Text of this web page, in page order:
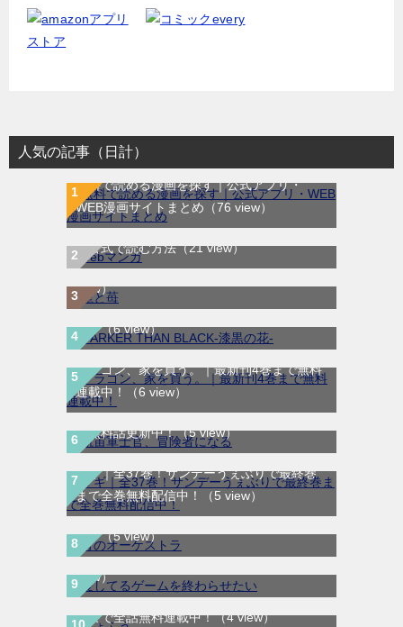
人気の記事（日計）
無料で読める漫画を探す｜公式アプリ・
WEB漫画サイトまとめ （76 view）
WEB漫画サイト一覧｜ブラウザで無料漫画
を公式で読む方法（21 view）
龍と苺｜最新刊第4巻！全巻無料で読める公
式マンガアプリ＿サンデーうぇぶり（8
view）
DARKER THAN BLACK-漆黒の花-｜全4巻完
結！マンガUP!で最終巻まで全巻無料配信
中！（6 view）
ドラゴン、家を買う。｜最新刊4巻まで無料
連載中！
（6 view）
航宙軍士官、冒険者になる｜最新刊第6巻！
第5巻まで無料で読めるマンガアプリ！※順
次無料話更新中！（5 view）
マギ｜全37巻！サンデーうぇぶりで最終巻
まで全巻無料配信中！
（5 view）
青のオーケストラ｜マンガワンで全話無料連
載中（5 view）
愛してるゲームを終わらせたい｜サンデーう
ぇぶりで最新話まで全話無料連載中（4
view）
じょふう｜最新刊第1巻！マンガParkで最新
話まで全話無料連載中！（4 view）